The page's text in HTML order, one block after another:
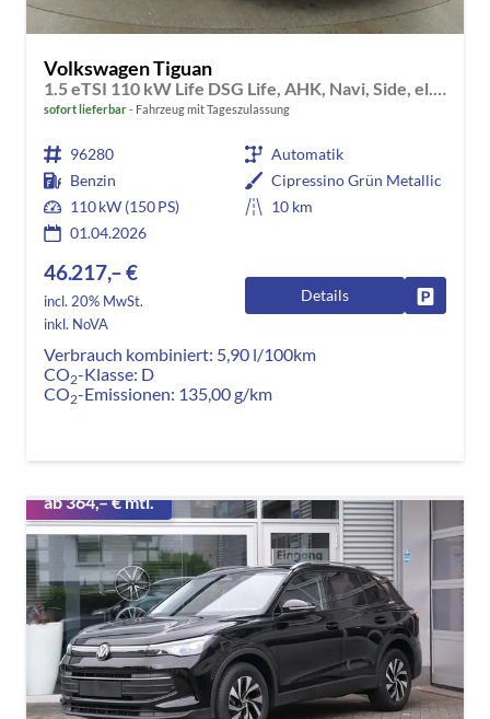
Volkswagen Tiguan
sofort lieferbar Fahrzeug mit Tageszulassung
96280
Automatik
Benzin
Cipressino Grün Metallic
110 kW (150 PS)
10 km
01.04.2026
46.217,– €
incl. 20% MwSt.
inkl. NoVA
Details
Verbrauch kombiniert: 5,90 l/100km
CO2-Klasse: D
CO2-Emissionen: 135,00 g/km
ab 364,– € mtl.